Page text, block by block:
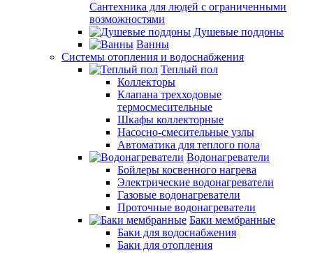
Сантехника для людей с ограниченными
возможностями
Душевые поддоны
Ванны
Системы отопления и водоснабжения
Теплый пол
Коллекторы
Клапана трехходовые
термосмесительные
Шкафы коллекторные
Насосно-смесительные узлы
Автоматика для теплого пола
Водонагреватели
Бойлеры косвенного нагрева
Электрические водонагреватели
Газовые водонагреватели
Проточные водонагреватели
Баки мембранные
Баки для водоснабжения
Баки для отопления